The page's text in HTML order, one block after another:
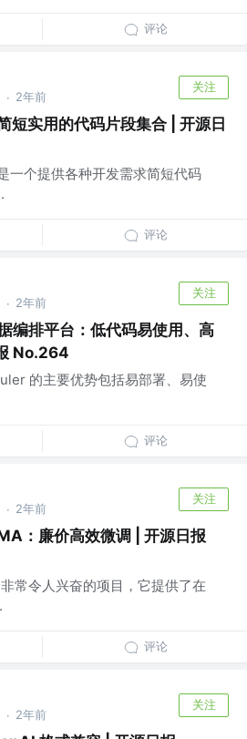
评论
· 2年前
关注
短实用的代码片段集合 | 开源日
个提供各种开发需求简短代码
评论
· 2年前
关注
编排平台：低代码易使用、高
No.264
的主要优势包括易部署、易使
评论
· 2年前
关注
：廉价高效微调 | 开源日报
常令人兴奋的项目，它提供了在
评论
· 2年前
关注